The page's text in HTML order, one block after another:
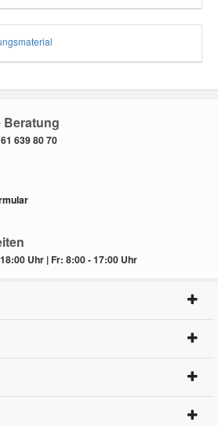
Beratung
639 80 70
Uhr | Fr: 8:00 - 17:00 Uhr